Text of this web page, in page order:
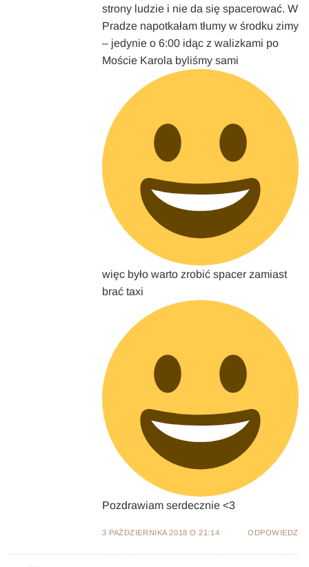
strony ludzie i nie da się spacerować. W
Pradze napotkałam tłumy w środku zimy
– jedynie o 6:00 idąc z walizkami po
Moście Karola byliśmy sami
więc było warto zrobić spacer zamiast
brać taxi
Pozdrawiam serdecznie <3
3 PAŹDZIERNIKA 2018 O 21:14 ODPOWIEDZ